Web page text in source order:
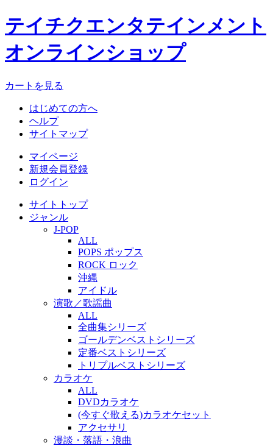
テイチクエンタテインメント
オンラインショップ
カートを見る
はじめての方へ
ヘルプ
サイトマップ
マイページ
新規会員登録
ログイン
サイトトップ
ジャンル
J-POP
ALL
POPS ポップス
ROCK ロック
沖縄
アイドル
演歌／歌謡曲
ALL
全曲集シリーズ
ゴールデンベストシリーズ
定番ベストシリーズ
トリプルベストシリーズ
カラオケ
ALL
DVDカラオケ
(今すぐ歌える)カラオケセット
アクセサリ
漫談・落語・浪曲